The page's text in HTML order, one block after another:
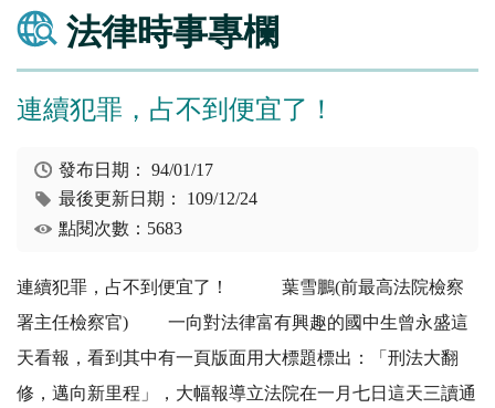
法律時事專欄
連續犯罪，占不到便宜了！
發布日期：94/01/17
最後更新日期： 109/12/24
點閱次數：5683
連續犯罪，占不到便宜了！ 葉雪鵬(前最高法院檢察
署主任檢察官) 一向對法律富有興趣的國中生曾永盛這
天看報，看到其中有一頁版面用大標題標出：「刑法大翻
修，邁向新里程」，大幅報導立法院在一月七日這天三讀通